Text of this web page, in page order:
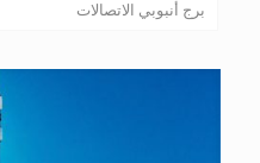
برج أنبوبي الاتصالات